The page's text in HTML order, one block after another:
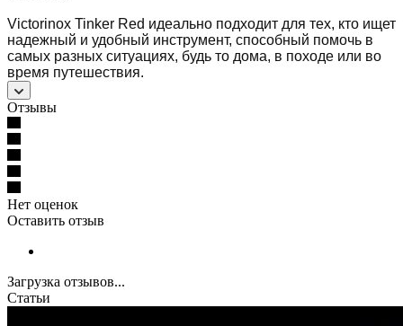
Victorinox Tinker Red идеально подходит для тех, кто ищет
надежный и удобный инструмент, способный помочь в
самых разных ситуациях, будь то дома, в походе или во
время путешествия.
Отзывы
Нет оценок
Оставить отзыв
Загрузка отзывов...
Статьи